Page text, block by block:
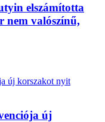
elszámította
valószínű,
új